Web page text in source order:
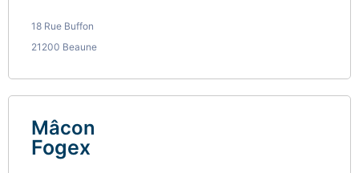
18 Rue Buffon
21200 Beaune
Mâcon
Fogex